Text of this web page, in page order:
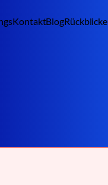
KontaktBlogRückblicke